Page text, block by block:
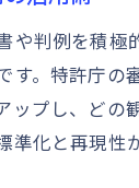
や判例を積
す。特許庁
ップし、ど
化と再現性